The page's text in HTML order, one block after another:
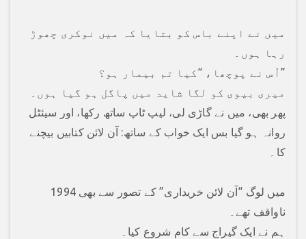
میں نے اپنے باس کو بتایا کہ میں نوکری چھوڑ
رہا ہوں۔
اُس نے پوچھا، “کیا تم بیمار ہو؟”
میری بیوی کو لگا شاید میں پاگل ہو گیا ہوں۔
پھر بھی، میں نے گاڑی لی، لیپ ٹاپ ساتھ رکھا، اور سیئٹل
روانہ ہو گیا بس ایک خواب کے ساتھ: آن لائن کتابیں بیچنے
کا۔
1994 میں لوگ “آن لائن خریداری” کے تصور سے بھی
ناواقف تھے۔
ہم نے ایک گیراج سے کام شروع کیا۔